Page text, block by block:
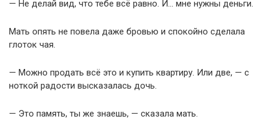
— Не делай вид, что тебе всё равно. И… мне нужны деньги.
Мать опять не повела даже бровью и спокойно сделала
глоток чая.
— Можно продать всё это и купить квартиру. Или две, — с
ноткой радости высказалась дочь.
— Это память, ты же знаешь, — сказала мать.